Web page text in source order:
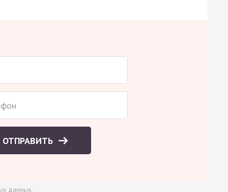
ОТПРАВИТЬ
данных.